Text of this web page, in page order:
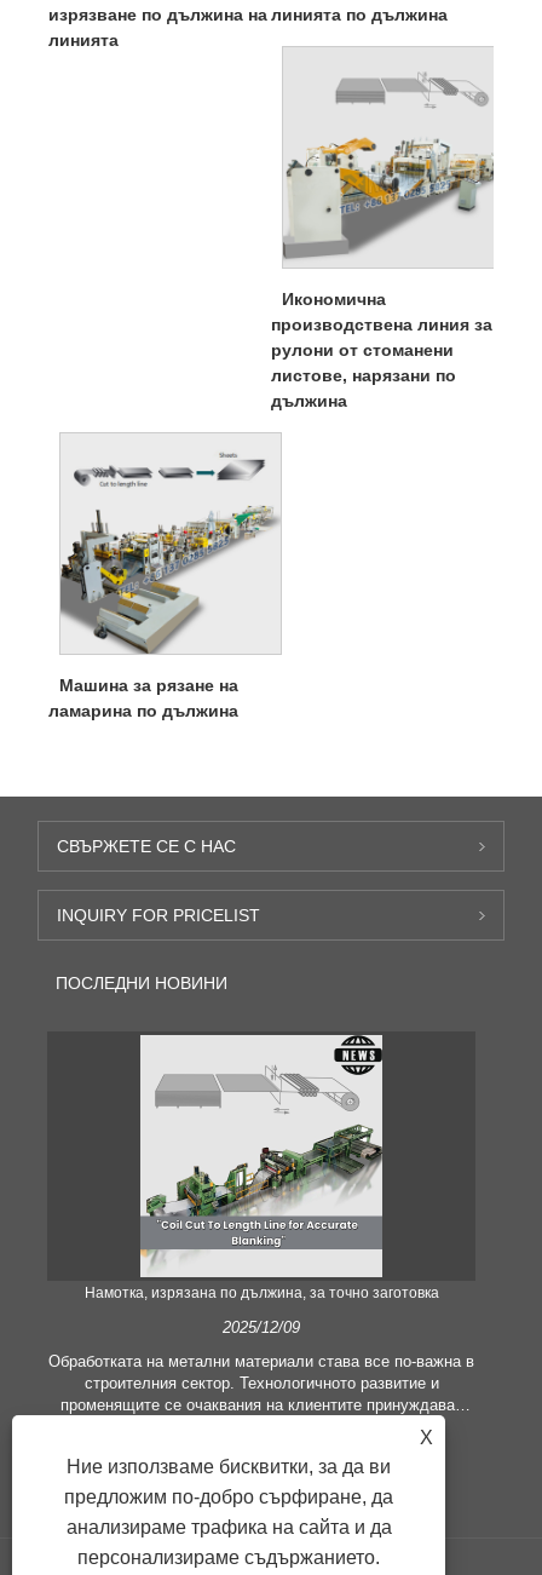
изрязване по дължина на
линията
линията по дължина
Икономична
производствена линия за
рулони от стоманени
листове, нарязани по
дължина
Машина за рязане на
ламарина по дължина
СВЪРЖЕТЕ СЕ С НАС
INQUIRY FOR PRICELIST
ПОСЛЕДНИ НОВИНИ
Намотка, изрязана по дължина, за точно заготовка
2025/12/09
Обработката на метални материали става все по-важна в
строителния сектор. Технологичното развитие и
променящите се очаквания на клиентите принуждават
производствени критерии и изисквания за качество.
Конвенционалните техники за ръчна обработка не са по-
адекватни, за да задоволят нуждите на съвременната
индустрия, особено в търсенето на голяма точност и
ефективност. Следователно линията за рязане на рулони
по дължина се появи като оборудване за обработка на
X
Ние използваме бисквитки, за да ви
предложим по-добро сърфиране, да
анализираме трафика на сайта и да
персонализираме съдържанието.